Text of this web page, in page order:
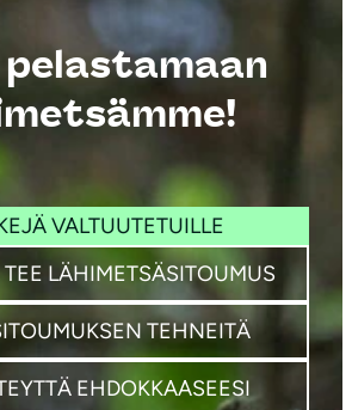
VALTUUTETUILLE
LÄHIMETSÄSITOUMUS
TEHNEITÄ
EHDOKKAASEESI